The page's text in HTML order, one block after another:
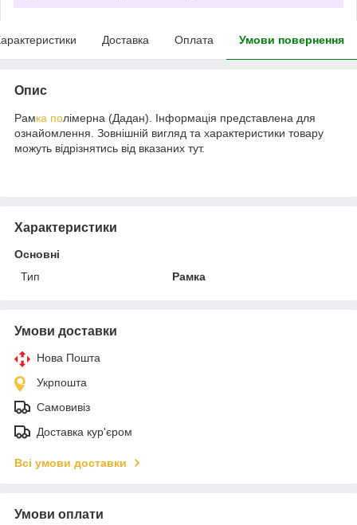
Доставка Оплата Умови повернення
Опис
Рамка полімерна (Дадан). Інформація представлена для
ознайомлення. Зовнішній вигляд та характеристики товару
можуть відрізнятись від вказаних тут.
Характеристики
Основні
Тип
Рамка
Умови доставки
Нова Пошта
Укрпошта
Самовивіз
Доставка кур'єром
Всі умови доставки
Умови оплати